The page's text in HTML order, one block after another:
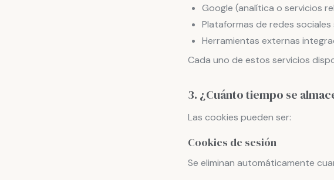
Google (analítica o servicios
Plataformas de redes
Herramientas externas
Cada uno de estos servicios
3. ¿Cuánto tiempo se
Las cookies pueden ser:
Cookies de sesión
Se eliminan automáticamente